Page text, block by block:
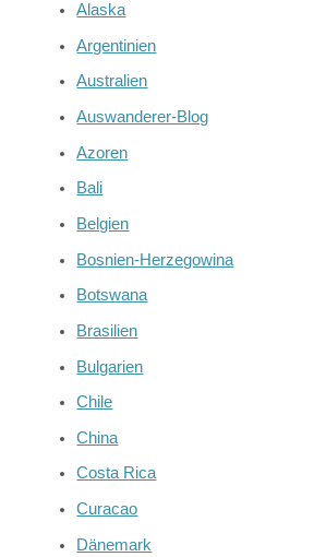
Alaska
Argentinien
Australien
Auswanderer-Blog
Azoren
Bali
Belgien
Bosnien-Herzegowina
Botswana
Brasilien
Bulgarien
Chile
China
Costa Rica
Curacao
Dänemark